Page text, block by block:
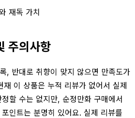
재독 가치
주의사항
, 반대로 취향이 맞지 않으면 만족도가
재 이 상품은 누적 리뷰가 없어서 실제
할 수는 없지만, 순정만화 구매에서
인트는 분명히 있어요. 실제 리뷰를